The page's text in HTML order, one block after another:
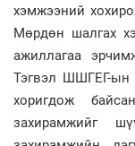
хэмжээний
Мөрдөн шалгах
ажиллагаа
Тэгвэл ШШГЕГ-ын
хоригдож
захирамжийг